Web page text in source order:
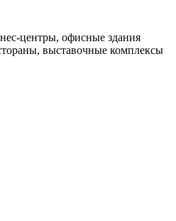
центры, офисные здания
выставочные комплексы